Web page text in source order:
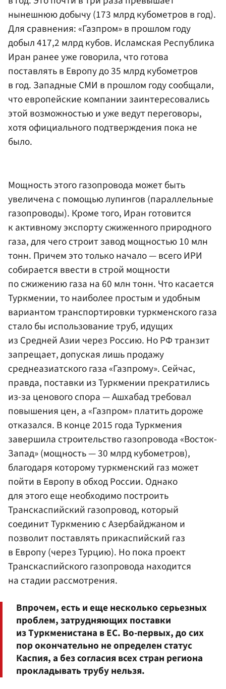
нынешнюю добычу (173 млрд кубометров в год).
Для сравнения: «Газпром» в прошлом году
добыл 417,2 млрд кубов. Исламская Республика
Иран ранее уже говорила, что готова
поставлять в Европу до 35 млрд кубометров
в год. Западные СМИ в прошлом году сообщали,
что европейские компании заинтересовались
этой возможностью и уже ведут переговоры,
хотя официального подтверждения пока не
было.
Мощность этого газопровода может быть
увеличена с помощью лупингов (параллельные
газопроводы). Кроме того, Иран готовится
к активному экспорту сжиженного природного
газа, для чего строит завод мощностью 10 млн
тонн. Причем это только начало — всего ИРИ
собирается ввести в строй мощности
по сжижению газа на 60 млн тонн. Что касается
Туркмении, то наиболее простым и удобным
вариантом транспортировки туркменского газа
стало бы использование труб, идущих
из Средней Азии через Россию. Но РФ транзит
запрещает, допуская лишь продажу
среднеазиатского газа «Газпрому». Сейчас,
правда, поставки из Туркмении прекратились
из-за ценового спора — Ашхабад требовал
повышения цен, а «Газпром» платить дороже
отказался. В конце 2015 года Туркмения
завершила строительство газопровода «Восток-
Запад» (мощность — 30 млрд кубометров),
благодаря которому туркменский газ может
пойти в Европу в обход России. Однако
для этого еще необходимо построить
Транскаспийский газопровод, который
соединит Туркмению с Азербайджаном и
позволит поставлять прикаспийский газ
в Европу (через Турцию). Но пока проект
Транскаспийского газопровода находится
на стадии рассмотрения.
Впрочем, есть и еще несколько серьезных
проблем, затрудняющих поставки
из Туркменистана в ЕС. Во-первых, до сих
пор окончательно не определен статус
Каспия, а без согласия всех стран региона
прокладывать трубу нельзя.